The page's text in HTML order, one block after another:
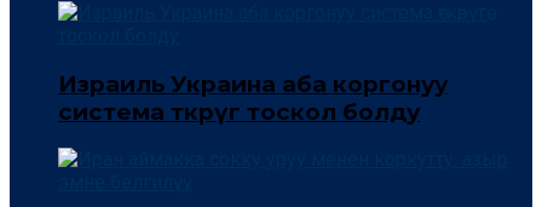
Израиль Украина аба коргонуу
система өткөрүгө тоскол болду